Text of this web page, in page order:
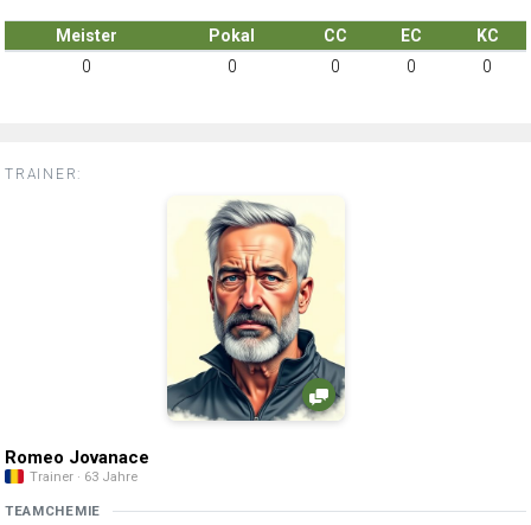
Meister Pokal CC EC
KC
0
0 0 0 0
TRAINER:
Romeo Jovanace
Trainer · 63 Jahre
TEAMCHEMIE